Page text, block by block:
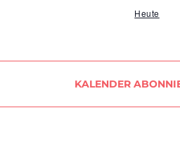
Heute
KALENDER